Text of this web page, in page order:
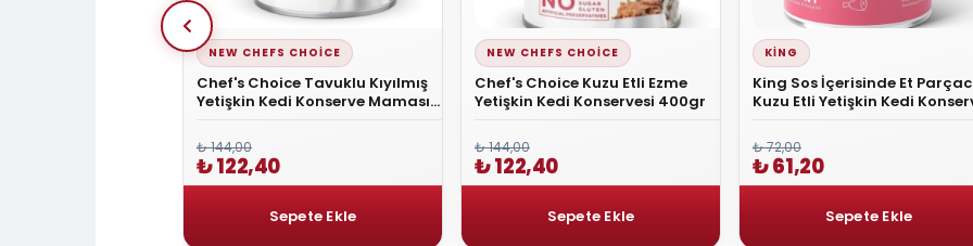
NEW CHEFS CHOICE
Chef's Choice Tavuklu Kıyılmış
Yetişkin Kedi Konserve Maması
₺ 144,00
₺ 122,40
NEW CHEFS CHOICE
Chef's Choice Kuzu Etli Ezme
Yetişkin Kedi Konservesi 400gr
₺ 144,00
₺ 122,40
KING
King Sos İçerisinde Et
Kuzu Etli Yetişkin Kedi
₺ 72,00
₺ 61,20